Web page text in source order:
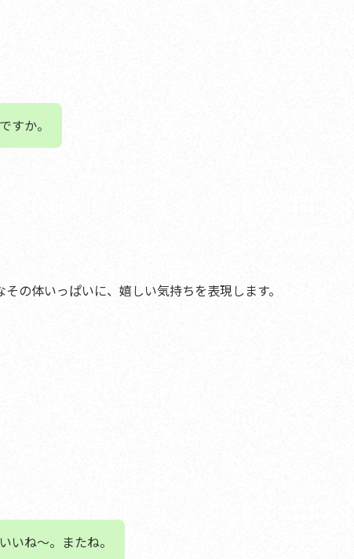
すか。
の体いっぱいに、嬉しい気持ちを表現します。
いね～。またね。